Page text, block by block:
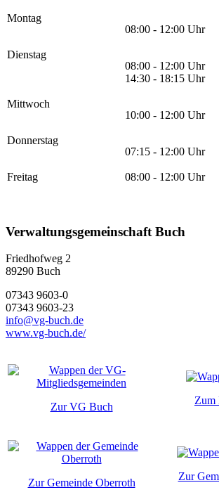
Montag
08:00 - 12:00 Uhr
Dienstag
08:00 - 12:00 Uhr
14:30 - 18:15 Uhr
Mittwoch
10:00 - 12:00 Uhr
Donnerstag
07:15 - 12:00 Uhr
Freitag 08:00 - 12:00 Uhr
Verwaltungsgemeinschaft Buch
Friedhofweg 2
89290 Buch
07343 9603-0
07343 9603-23
info@vg-buch.de
www.vg-buch.de/
Zur VG Buch
Zum
Zur Gemeinde Oberroth
Zur